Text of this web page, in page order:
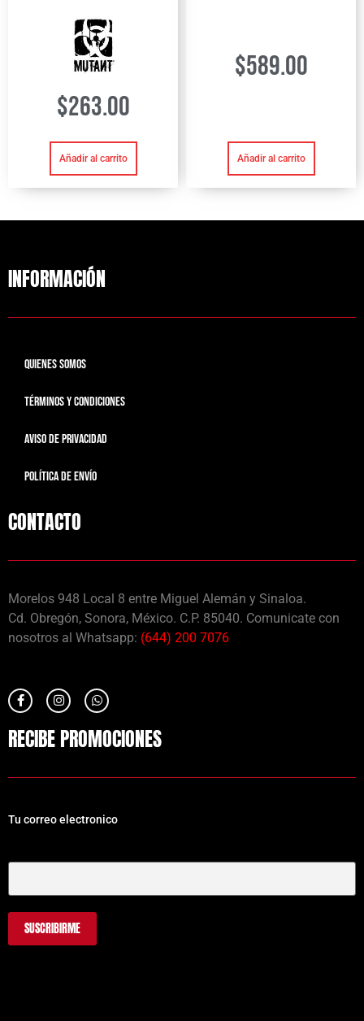
$263.00
Añadir al carrito
$589.00
Añadir al carrito
INFORMACIÓN
QUIENES SOMOS
TÉRMINOS Y CONDICIONES
AVISO DE PRIVACIDAD
POLÍTICA DE ENVÍO
CONTACTO
Morelos 948 Local 8 entre Miguel Alemán y Sinaloa.
Cd. Obregón, Sonora, México. C.P. 85040. Comunicate con
nosotros al Whatsapp: (644) 200 7076
RECIBE PROMOCIONES
Tu correo electronico